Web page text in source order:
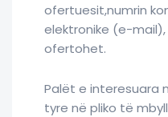
ofertuesit,numrin
elektronike (e-
ofertohet.
Palët e interesuara
tyre në pliko të